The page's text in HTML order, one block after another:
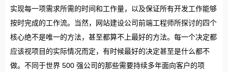
实现每一项需求所需的时间和工作量，以及保证所有开发工作能够
按时完成的工作流。当然，网站建设公司前端工程师所探讨的四个
核心绝不是唯一的方法，甚至都算不上最好的方法。每一个决定都
应该视项目的实际情况而定，有时候最好的决定甚至是什么都不
做。不同于世界 500 强公司的那些需要持续多年面向客户的项